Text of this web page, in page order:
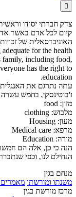

צדק חברתי יסודו
האוניברסאלית של זכויות
for the health
family, including food,
has the right to
education.
עתה נתרגם את
ז'בוטינסקי, בחמש עשרה
מזון: food
מלבוש: clothing
מעון: Housing
מרפא: Medical care
מורה: Education
הנה כי כן, אלה הם
הנחילם לנו, וכפי
מנחם בגין
משנתו ומורשתו מאמרים
מרכז מורשת בגין